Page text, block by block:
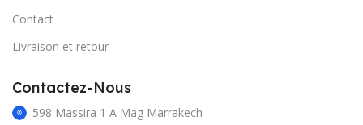
Contact
Livraison et retour
Contactez-Nous
598 Massira 1 A Mag Marrakech